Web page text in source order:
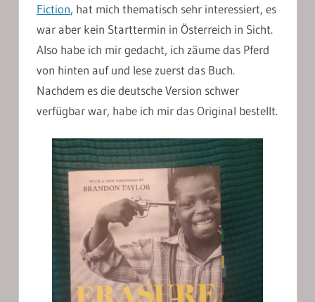
Fiction, hat mich thematisch sehr interessiert, es
war aber kein Starttermin in Österreich in Sicht.
Also habe ich mir gedacht, ich zäume das Pferd
von hinten auf und lese zuerst das Buch.
Nachdem es die deutsche Version schwer
verfügbar war, habe ich mir das Original bestellt.